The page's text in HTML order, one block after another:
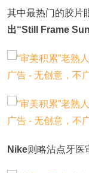
其中最热门的胶片
出“Still Frame
Nike则略沾点牙医